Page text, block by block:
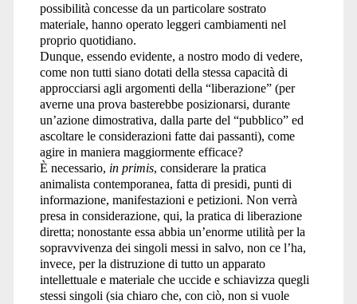
possibilità concesse da un particolare sostrato
materiale, hanno operato leggeri cambiamenti nel
proprio quotidiano.
Dunque, essendo evidente, a nostro modo di vedere,
come non tutti siano dotati della stessa capacità di
approcciarsi agli argomenti della “liberazione” (per
averne una prova basterebbe posizionarsi, durante
un’azione dimostrativa, dalla parte del “pubblico” ed
ascoltare le considerazioni fatte dai passanti), come
agire in maniera maggiormente efficace?
È necessario, in primis, considerare la pratica
animalista contemporanea, fatta di presidi, punti di
informazione, manifestazioni e petizioni. Non verrà
presa in considerazione, qui, la pratica di liberazione
diretta; nonostante essa abbia un’enorme utilità per la
sopravvivenza dei singoli messi in salvo, non ce l’ha,
invece, per la distruzione di tutto un apparato
intellettuale e materiale che uccide e schiavizza quegli
stessi singoli (sia chiaro che, con ciò, non si vuole